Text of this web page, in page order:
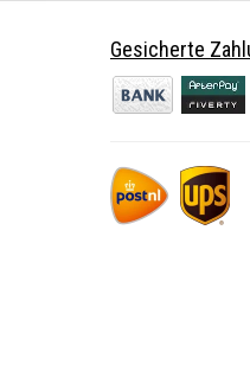
Gesicherte